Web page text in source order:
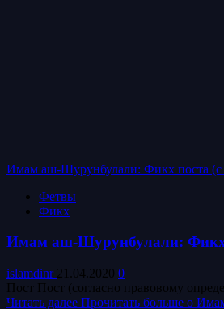
Имам аш-Шурунбулали: Фикх поста (с
Фетвы
Фикх
Имам аш-Шурунбулали: Фикх
islamdinr 21.04.2020 0
Пост Пост (согласно правовому
Читать далее Прочитать больше о